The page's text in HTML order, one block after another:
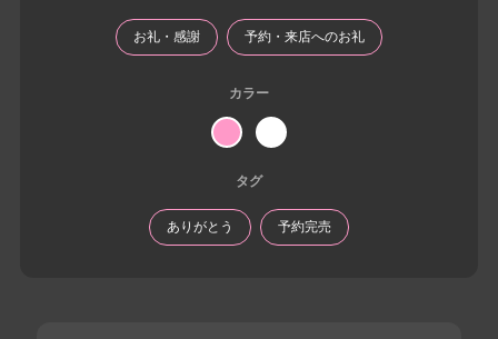
お礼・感謝 予約・来店へのお礼
カラー
タグ
ありがとう 予約完売